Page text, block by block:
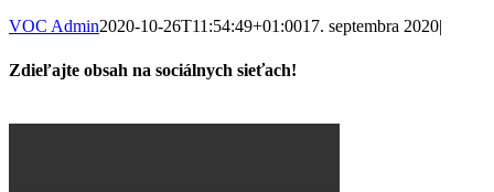
VOC Admin2020-10-26T11:54:49+01:0017. septembra 2020|
Zdieľajte obsah na sociálnych sieťach!